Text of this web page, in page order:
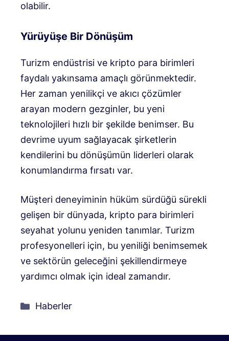
olabilir.
Yürüyüşe Bir Dönüşüm
Turizm endüstrisi ve kripto para birimleri
faydalı yakınsama amaçlı görünmektedir.
Her zaman yenilikçi ve akıcı çözümler
arayan modern gezginler, bu yeni
teknolojileri hızlı bir şekilde benimser. Bu
devrime uyum sağlayacak şirketlerin
kendilerini bu dönüşümün liderleri olarak
konumlandırma fırsatı var.
Müşteri deneyiminin hüküm sürdüğü sürekli
gelişen bir dünyada, kripto para birimleri
seyahat yolunu yeniden tanımlar. Turizm
profesyonelleri için, bu yeniliği benimsemek
ve sektörün geleceğini şekillendirmeye
yardımcı olmak için ideal zamandır.
Kategoriler
Haberler